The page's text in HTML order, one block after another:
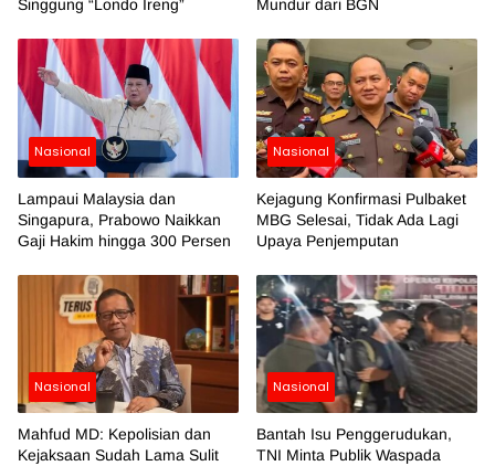
Singgung “Londo Ireng”
Mundur dari BGN
Nasional
Lampaui Malaysia dan
Singapura, Prabowo Naikkan
Gaji Hakim hingga 300 Persen
Nasional
Kejagung Konfirmasi Pulbaket
MBG Selesai, Tidak Ada Lagi
Upaya Penjemputan
Nasional
Mahfud MD: Kepolisian dan
Kejaksaan Sudah Lama Sulit
Nasional
Bantah Isu Penggerudukan,
TNI Minta Publik Waspada